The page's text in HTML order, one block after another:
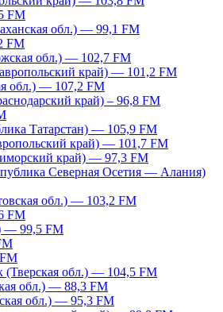
FM
обл.) — 99,1 FM
FM
обл.) — 102,7 FM
край) — 101,2 FM
обл.) — 107,2 FM
край) – 96,8 FM
Татарстан) — 105,9 FM
край) — 101,7 FM
край) — 97,3 FM
Северная Осетия — Алания)
обл.) — 103,2 FM
FM
— 99,5 FM
обл.) — 104,5 FM
обл.) — 88,3 FM
обл.) — 95,3 FM